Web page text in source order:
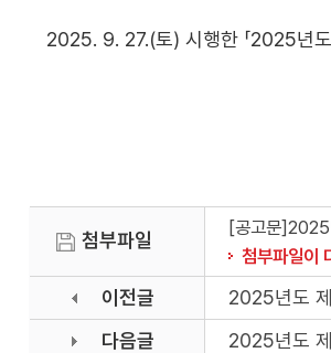
2025. 9. 27.(토) 시행한 「2025년
2025년
경 상
첨부파일
[공고문]2025
첨부파일이
이전글
2025년도
다음글
2025년도